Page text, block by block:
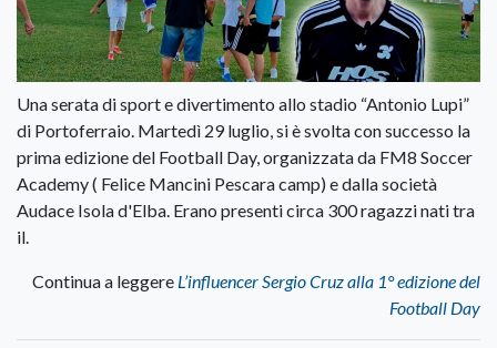
Una serata di sport e divertimento allo stadio “Antonio Lupi”
di Portoferraio. Martedì 29 luglio, si è svolta con successo la
prima edizione del Football Day, organizzata da FM8 Soccer
Academy ( Felice Mancini Pescara camp) e dalla società
Audace Isola d'Elba. Erano presenti circa 300 ragazzi nati tra
il.
Continua a leggere L’influencer Sergio Cruz alla 1° edizione del
Football Day